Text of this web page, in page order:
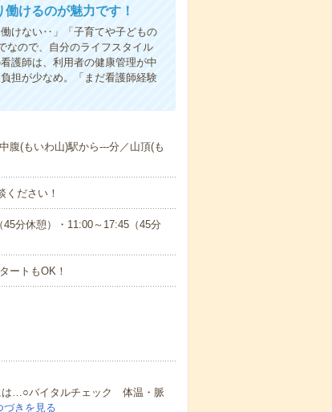
けるのが魅力です！
けない‥」「子育てや子どもの
なので、自分のライフスタイル
護師は、利用者の健康管理が中
担が少なめ。「まだ看護師経験
腹(もいわ山)駅から---分／山頂(も
ださい！
分休憩）・11:00～17:45（45分
ートもOK！
は…○バイタルチェック 体温・脈
づきを見る